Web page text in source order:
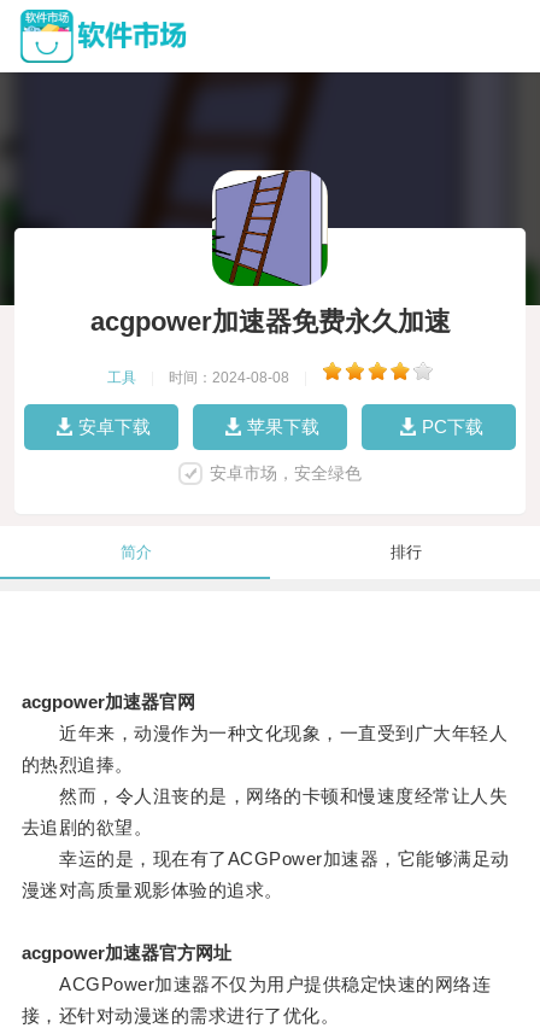
acgpower加速器免费永久加速
工具 时间：2024-08-08
安卓下载 苹果下载 PC下载
安卓市场，安全绿色
简介 排行
acgpower加速器官网
近年来，动漫作为一种文化现象，一直受到广大年轻人
的热烈追捧。
然而，令人沮丧的是，网络的卡顿和慢速度经常让人失
去追剧的欲望。
幸运的是，现在有了ACGPower加速器，它能够满足动
漫迷对高质量观影体验的追求。
acgpower加速器官方网址
ACGPower加速器不仅为用户提供稳定快速的网络连
接，还针对动漫迷的需求进行了优化。